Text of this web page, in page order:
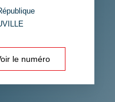
ET CRÈCHES
le numéro